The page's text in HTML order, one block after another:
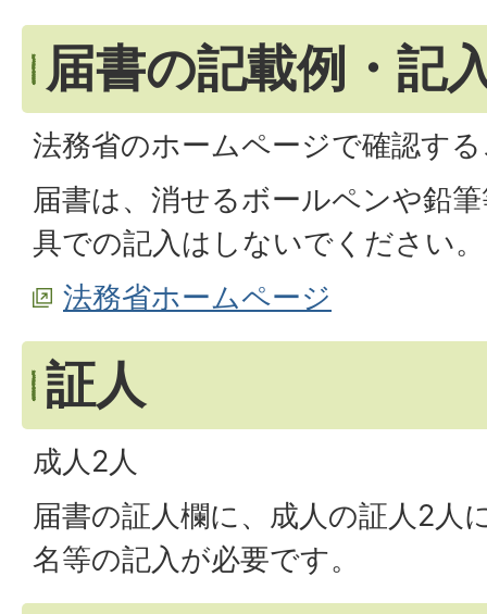
届書の記載例・記
法務省のホームページで確認す
届書は、消せるボールペンや鉛
具での記入はしないでください。
法務省ホームページ
証人
成人2人
届書の証人欄に、成人の証人2人
名等の記入が必要です。